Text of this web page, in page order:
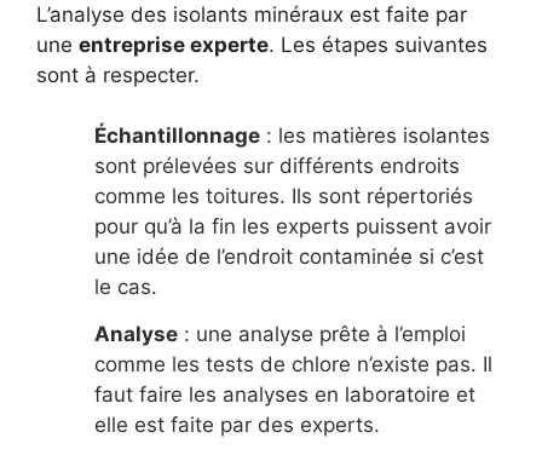
L’analyse des isolants minéraux est faite par
une entreprise experte. Les étapes suivantes
sont à respecter.
Échantillonnage : les matières isolantes
sont prélevées sur différents endroits
comme les toitures. Ils sont répertoriés
pour qu’à la fin les experts puissent avoir
une idée de l’endroit contaminée si c’est
le cas.
Analyse : une analyse prête à l’emploi
comme les tests de chlore n’existe pas. Il
faut faire les analyses en laboratoire et
elle est faite par des experts.